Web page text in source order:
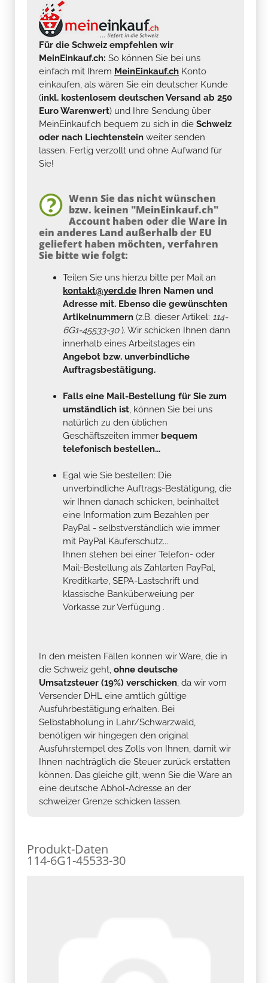
Für die Schweiz empfehlen wir
MeinEinkauf.ch: So können Sie bei uns
einfach mit Ihrem MeinEinkauf.ch Konto
einkaufen, als wären Sie ein deutscher Kunde
(inkl. kostenlosem deutschen Versand ab 250
Euro Warenwert) und Ihre Sendung über
MeinEinkauf.ch bequem zu sich in die Schweiz
oder nach Liechtenstein weiter senden
lassen. Fertig verzollt und ohne Aufwand für
Sie!
Wenn Sie das nicht wünschen
bzw. keinen "MeinEinkauf.ch"
Account haben oder die Ware in
ein anderes Land außerhalb der EU
geliefert haben möchten, verfahren
Sie bitte wie folgt:
Teilen Sie uns hierzu bitte per Mail an
kontakt@yerd.de Ihren Namen und
Adresse mit. Ebenso die gewünschten
Artikelnummern (z.B. dieser Artikel: 114-
6G1-45533-30). Wir schicken Ihnen dann
innerhalb eines Arbeitstages ein
Angebot bzw. unverbindliche
Auftragsbestätigung.
Falls eine Mail-Bestellung für Sie zum
umständlich ist, können Sie bei uns
natürlich zu den üblichen
Geschäftszeiten immer bequem
telefonisch bestellen...
Egal wie Sie bestellen: Die
unverbindliche Auftrags-Bestätigung, die
wir Ihnen danach schicken, beinhaltet
eine Information zum Bezahlen per
PayPal - selbstverständlich wie immer
mit PayPal Käuferschutz...
Ihnen stehen bei einer Telefon- oder
Mail-Bestellung als Zahlarten PayPal,
Kreditkarte, SEPA-Lastschrift und
klassische Banküberweiung per
Vorkasse zur Verfügung .
In den meisten Fällen können wir Ware, die in
die Schweiz geht, ohne deutsche
Umsatzsteuer (19%) verschicken, da wir vom
Versender DHL eine amtlich gültige
Ausfuhrbestätigung erhalten. Bei
Selbstabholung in Lahr/Schwarzwald,
benötigen wir hingegen den original
Ausfuhrstempel des Zolls von Ihnen, damit wir
Ihnen nachträglich die Steuer zurück erstatten
können. Das gleiche gilt, wenn Sie die Ware an
eine deutsche Abhol-Adresse an der
schweizer Grenze schicken lassen.
Produkt-Daten
114-6G1-45533-30